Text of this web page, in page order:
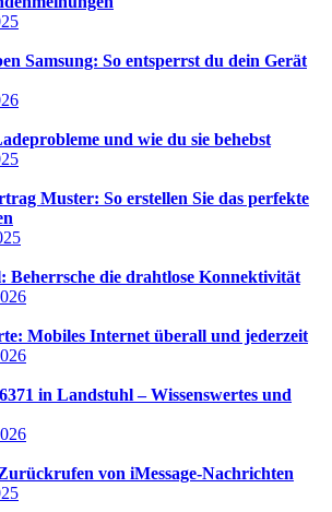
Samsung: So entsperrst du dein Gerät
und wie du sie behebst
Muster: So erstellen Sie das perfekte
Beherrsche die drahtlose Konnektivität
Mobiles Internet überall und jederzeit
in Landstuhl – Wissenswertes und
von iMessage-Nachrichten